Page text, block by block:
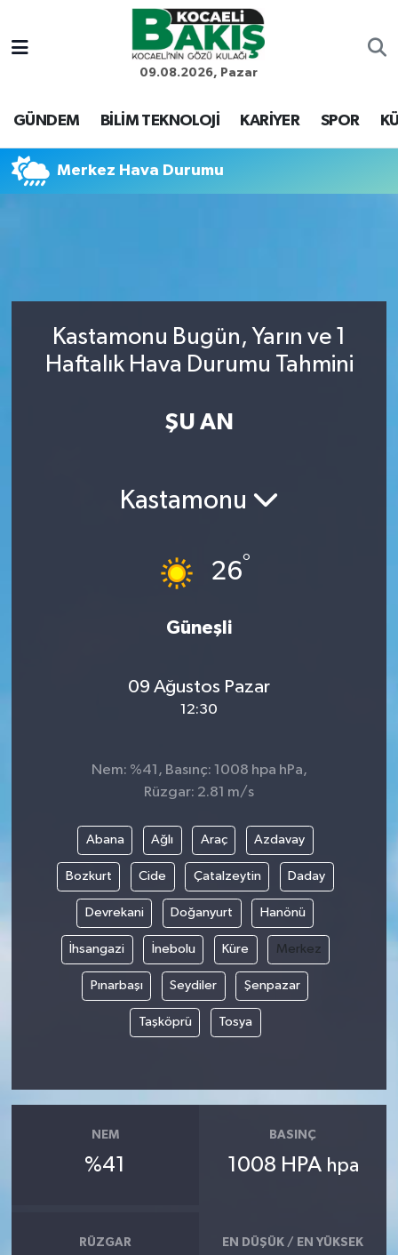
09.08.2026, Pazar
GÜNDEM BİLİM TEKNOLOJİ KARİYER SPOR
Merkez Hava Durumu
Kastamonu Bugün, Yarın ve 1
Haftalık Hava Durumu Tahmini
ŞU AN
Kastamonu
26°
Güneşli
09 Ağustos Pazar
12:30
Nem: %41, Basınç: 1008 hpa hPa,
Rüzgar: 2.81 m/s
Abana Ağlı Araç Azdavay
Bozkurt Cide Çatalzeytin Daday
Devrekani Doğanyurt Hanönü
İhsangazi İnebolu Küre Merkez
Pınarbaşı Seydiler Şenpazar
Taşköprü Tosya
NEM
%41
BASINÇ
1008 HPA hpa
RÜZGAR EN DÜŞÜK / EN YÜKSEK
Kocaeli Nöbetçi Eczaneler
Kocaeli Hava Durumu
Haber Arşivi